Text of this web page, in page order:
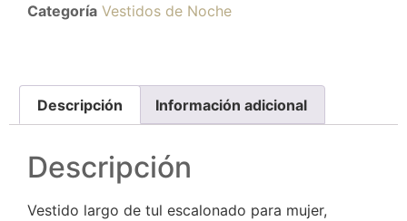
Categoría Vestidos de Noche
Descripción Información adicional
Descripción
Vestido largo de tul escalonado para mujer,